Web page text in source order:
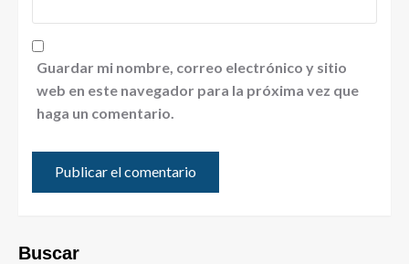
Guardar mi nombre, correo electrónico y sitio
web en este navegador para la próxima vez que
haga un comentario.
Buscar